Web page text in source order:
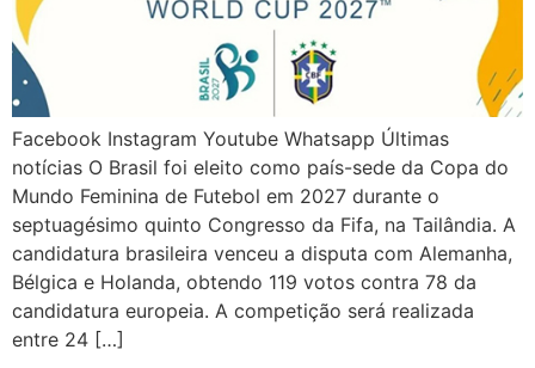
Facebook Instagram Youtube Whatsapp Últimas
notícias O Brasil foi eleito como país-sede da Copa do
Mundo Feminina de Futebol em 2027 durante o
septuagésimo quinto Congresso da Fifa, na Tailândia. A
candidatura brasileira venceu a disputa com Alemanha,
Bélgica e Holanda, obtendo 119 votos contra 78 da
candidatura europeia. A competição será realizada
entre 24 […]